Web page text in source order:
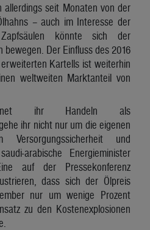
allerdings seit Monaten von der
– auch im Interesse der
könnte sich der
bewegen. Der Einfluss des 2016
Kartells ist weiterhin
weltweiten Marktanteil von
ihr Handeln als
ihr nicht nur um die eigenen
und
arabische Energieminister
auf der Pressekonferenz
dass sich der Ölpreis
nur um wenige Prozent
zu den Kostenexplosionen